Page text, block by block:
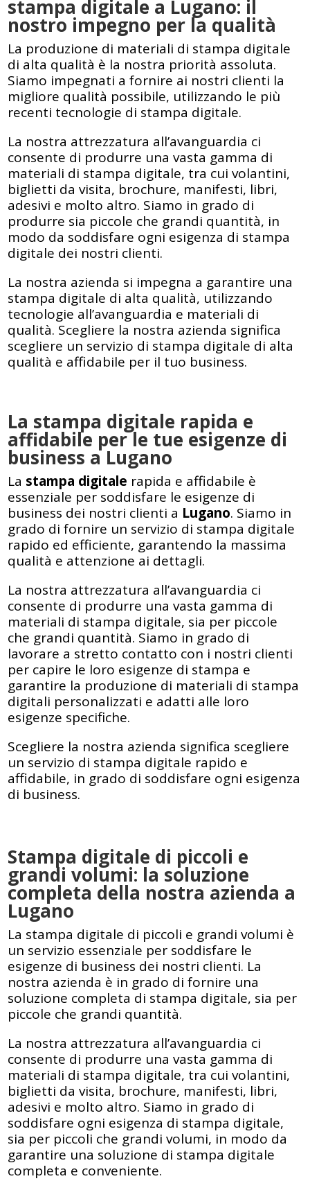
stampa digitale a Lugano: il
nostro impegno per la qualità
La produzione di materiali di stampa digitale
di alta qualità è la nostra priorità assoluta.
Siamo impegnati a fornire ai nostri clienti la
migliore qualità possibile, utilizzando le più
recenti tecnologie di stampa digitale.
La nostra attrezzatura all’avanguardia ci
consente di produrre una vasta gamma di
materiali di stampa digitale, tra cui volantini,
biglietti da visita, brochure, manifesti, libri,
adesivi e molto altro. Siamo in grado di
produrre sia piccole che grandi quantità, in
modo da soddisfare ogni esigenza di stampa
digitale dei nostri clienti.
La nostra azienda si impegna a garantire una
stampa digitale di alta qualità, utilizzando
tecnologie all’avanguardia e materiali di
qualità. Scegliere la nostra azienda significa
scegliere un servizio di stampa digitale di alta
qualità e affidabile per il tuo business.
La stampa digitale rapida e
affidabile per le tue esigenze di
business a Lugano
La stampa digitale rapida e affidabile è
essenziale per soddisfare le esigenze di
business dei nostri clienti a Lugano. Siamo in
grado di fornire un servizio di stampa digitale
rapido ed efficiente, garantendo la massima
qualità e attenzione ai dettagli.
La nostra attrezzatura all’avanguardia ci
consente di produrre una vasta gamma di
materiali di stampa digitale, sia per piccole
che grandi quantità. Siamo in grado di
lavorare a stretto contatto con i nostri clienti
per capire le loro esigenze di stampa e
garantire la produzione di materiali di stampa
digitali personalizzati e adatti alle loro
esigenze specifiche.
Scegliere la nostra azienda significa scegliere
un servizio di stampa digitale rapido e
affidabile, in grado di soddisfare ogni esigenza
di business.
Stampa digitale di piccoli e
grandi volumi: la soluzione
completa della nostra azienda a
Lugano
La stampa digitale di piccoli e grandi volumi è
un servizio essenziale per soddisfare le
esigenze di business dei nostri clienti. La
nostra azienda è in grado di fornire una
soluzione completa di stampa digitale, sia per
piccole che grandi quantità.
La nostra attrezzatura all’avanguardia ci
consente di produrre una vasta gamma di
materiali di stampa digitale, tra cui volantini,
biglietti da visita, brochure, manifesti, libri,
adesivi e molto altro. Siamo in grado di
soddisfare ogni esigenza di stampa digitale,
sia per piccoli che grandi volumi, in modo da
garantire una soluzione di stampa digitale
completa e conveniente.